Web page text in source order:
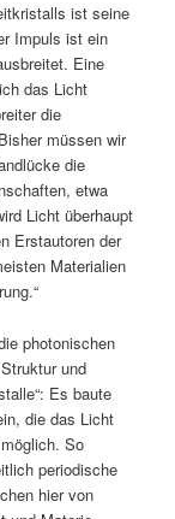
ist seine
Impuls ist ein
Eine
das Licht
die
müssen wir
die
etwa
Licht überhaupt
Erstautoren der
Materialien
photonischen
und
Es baute
die das Licht
So
periodische
hier von